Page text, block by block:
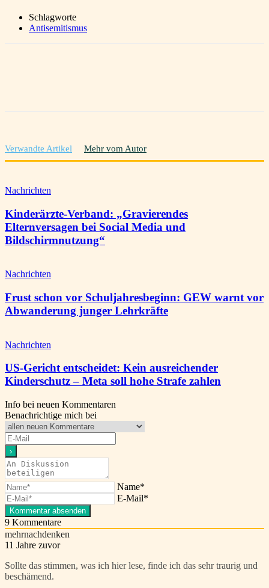
Schlagworte
Antisemitismus
Verwandte Artikel Mehr vom Autor
Nachrichten
Kinderärzte-Verband: „Gravierendes
Elternversagen bei Social Media und
Bildschirmnutzung“
Nachrichten
Frust schon vor Schuljahresbeginn: GEW warnt vor
Abwanderung junger Lehrkräfte
Nachrichten
US-Gericht entscheidet: Kein ausreichender
Kinderschutz – Meta soll hohe Strafe zahlen
Info bei neuen Kommentaren
Benachrichtige mich bei
Name*
E-Mail*
9 Kommentare
mehrnachdenken
11 Jahre zuvor
Sollte das stimmen, was ich hier lese, finde ich das sehr traurig und
beschämend.